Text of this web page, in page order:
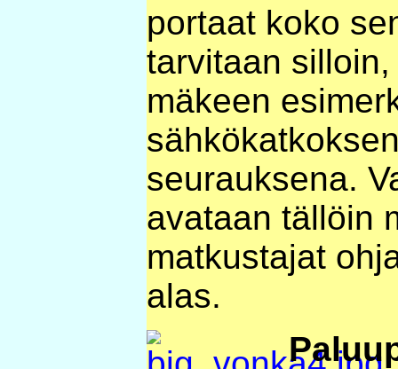
portaat koko
tarvitaan
mäkeen
seurauksena.
avataan tällöin
matkustajat
alas.